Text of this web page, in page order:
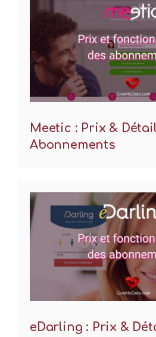
Meetic : Prix &
Abonnements
eDarling : Prix &